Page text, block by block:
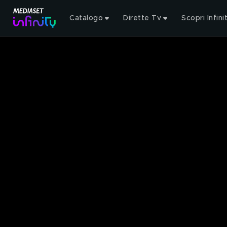
Catalogo Dirette Tv Scopri